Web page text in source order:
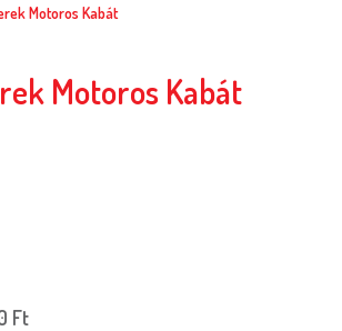
Motoros Kabát
Motoros Kabát
Ft